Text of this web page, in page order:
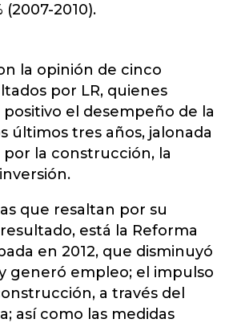
2010).
la opinión de cinco
por LR, quienes
el desempeño de la
últimos tres años, jalonada
la construcción, la
que resaltan por su
está la Reforma
en 2012, que disminuyó
generó empleo; el impulso
a través del
así como las medidas